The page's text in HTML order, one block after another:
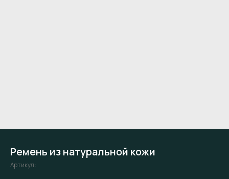
Ремень из натуральной кожи
Артикул: